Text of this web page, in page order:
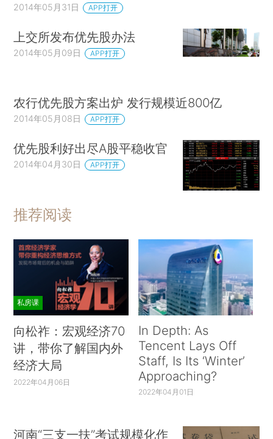
2014年05月31日 APP打开
上交所发布优先股办法
2014年05月09日 APP打开
农行优先股方案出炉 发行规模近800亿
2014年05月08日 APP打开
优先股利好出尽A股平稳收官
2014年04月30日 APP打开
推荐阅读
私房课
向松祚：宏观经济70
讲，带你了解国内外
经济大局
2022年04月06日
In Depth: As
Tencent Lays Off
Staff, Is Its ‘Winter’
Approaching?
2022年04月01日
河南“三支一扶”考试规模化作